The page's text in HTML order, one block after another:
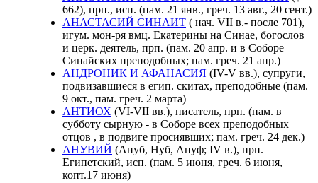
662), прп., исп. (пам. 21 янв., греч. 13 авг., 20 сент.)
АНАСТАСИЙ СИНАИТ ( нач. VII в.- после 701),
игум. мон-ря вмц. Екатерины на Синае, богослов
и церк. деятель, прп. (пам. 20 апр. и в Соборе
Синайских преподобных; пам. греч. 21 апр.)
АНДРОНИК И АФАНАСИЯ (IV-V вв.), супруги,
подвизавшиеся в егип. скитах, преподобные (пам.
9 окт., пам. греч. 2 марта)
АНТИОХ (VI-VII вв.), писатель, прп. (пам. в
субботу сырную - в Соборе всех преподобных
отцов , в подвиге просиявших; пам. греч. 24 дек.)
АНУВИЙ (Ануб, Нуб, Ануф; IV в.), прп.
Египетский, исп. (пам. 5 июня, греч. 6 июня,
копт.17 июня)